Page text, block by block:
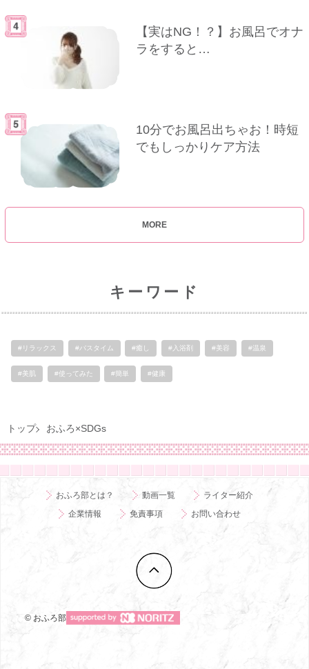
【実はNG！？】お風呂でオナ
ラをすると…
10分でお風呂出ちゃお！時短
でもしっかりケア方法
MORE
キーワード
#リラックス #バスタイム #癒し #入浴剤 #美容 #温泉
#美肌 #使ってみた #簡単 #健康
トップ おふろ×SDGs
© おふろ部
おふろ部とは？ 動画一覧
ライター紹介
企業情報
免責事項 お問い合わせ